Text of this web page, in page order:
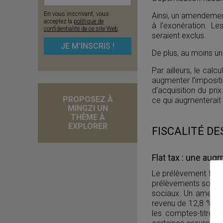
Ainsi, un
à l’exonération.
seraient exclus.
De plus, au moins
Par ailleurs, le
augmenter
d’acquisition du
ce qui augmenterait
FISCALITÉ
Flat tax : une
Le prélèvement
prélèvements
sociaux. Un
revenu de 12,8 %
les comptes-titres,
En vous inscrivant, vous
acceptez la politique de
confidentialité de ce site Web.
PROPOSEZ À
MINGZI UN
THÈME À
EXPLORER